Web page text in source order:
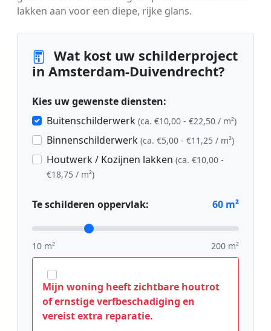
lakken aan voor een diepe, rijke glans.
Wat kost uw schilderproject
in Amsterdam-Duivendrecht?
Kies uw gewenste diensten:
Buitenschilderwerk (ca. €10,00 - €22,50 / m²)
Binnenschilderwerk (ca. €5,00 - €11,25 / m²)
Houtwerk / Kozijnen lakken (ca. €10,00 -
€18,75 / m²)
Te schilderen oppervlak: 60 m²
10 m² 200 m²
Mijn woning heeft zichtbare houtrot
of ernstige verfbeschadiging en
vereist extra reparatie.